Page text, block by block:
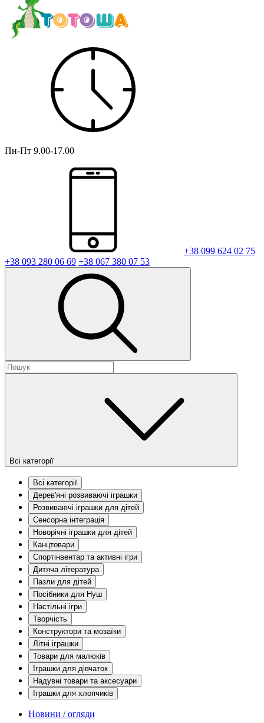
Пн-Пт 9.00-17.00
+38 099 624 02 75
+38 093 280 06 69 +38 067 380 07 53
Всі категорії
Всі категорії
Дерев'яні розвиваючі іграшки
Розвиваючі іграшки для дітей
Сенсорна інтеграція
Новорічні іграшки для дітей
Канцтовари
Спортінвентар та активні ігри
Дитяча література
Пазли для дітей
Посібники для Нуш
Настільні ігри
Творчість
Конструктори та мозаїки
Літні іграшки
Товари для малюків
Іграшки для дівчаток
Надувні товари та аксесуари
Іграшки для хлопчиків
Новини / огляди